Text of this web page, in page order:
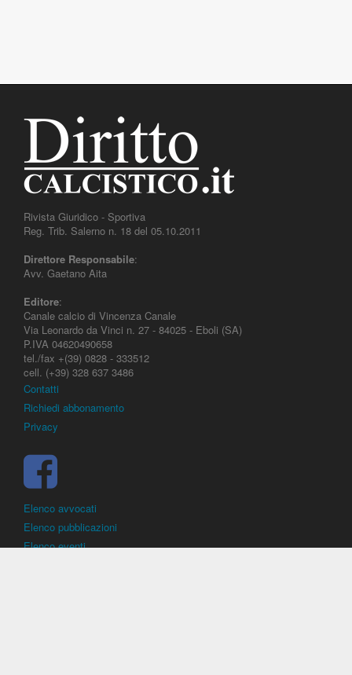
Rivista Giuridico - Sportiva
Reg. Trib. Salerno n. 18 del 05.10.2011
Direttore Responsabile:
Avv. Gaetano Aita
Editore:
Canale calcio di Vincenza Canale
Via Leonardo da Vinci n. 27 - 84025 - Eboli (SA)
P.IVA 04620490658
tel./fax +(39) 0828 - 333512
cell. (+39) 328 637 3486
Contatti
Richiedi abbonamento
Privacy
Elenco avvocati
Elenco pubblicazioni
Elenco eventi